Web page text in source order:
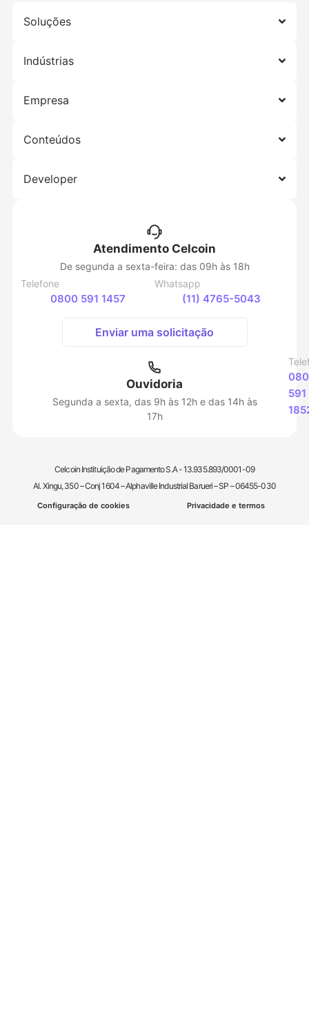
Soluções
Indústrias
Empresa
Conteúdos
Developer
Atendimento Celcoin
De segunda a sexta-feira: das 09h às 18h
Telefone
0800 591 1457
Whatsapp
(11) 4765-5043
Enviar uma solicitação
Ouvidoria
Segunda a sexta, das 9h às 12h e das 14h às
17h
591
Celcoin Instituição de Pagamento S.A - 13.935.893/0001-09
Al. Xingu, 350 – Conj 1604 – Alphaville Industrial Barueri – SP – 06455-030
Configuração de cookies Privacidade e termos